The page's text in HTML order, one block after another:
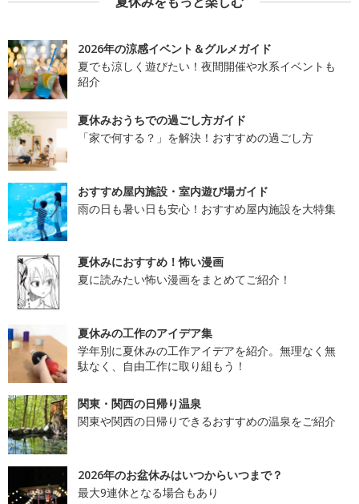
2026年の涼感イベント＆グルメガイド
夏でも涼しく遊びたい！夜間開催や水系イベントも
紹介
夏休みおうちでの過ごし方ガイド
「家で何する？」を解決！おすすめの過ごし方
おすすめ屋内施設・室内遊び場ガイド
雨の日も暑い日も安心！おすすめ屋内施設を大特集
夏休みにおすすめ！怖い漫画
夏に読みたい怖い漫画をまとめてご紹介！
夏休みの工作のアイデア集
学年別に夏休みの工作アイデアを紹介。無理なく無
駄なく、自由工作に取り組もう！
関東・関西の日帰り温泉
関東や関西の日帰りできるおすすめの温泉をご紹介
2026年のお盆休みはいつからいつまで？
最大9連休となる場合もあり